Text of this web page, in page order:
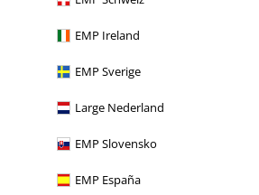
EMP Ireland
EMP Sverige
Large Nederland
EMP Slovensko
EMP España